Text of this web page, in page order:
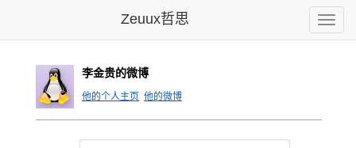
Toggle
Zeuux哲思
李金贵的微博
他的个人主页 他的微博